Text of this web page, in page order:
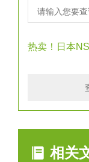
热卖！日本
相关